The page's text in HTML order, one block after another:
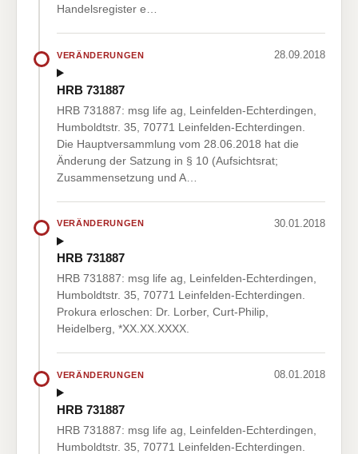
Handelsregister e…
VERÄNDERUNGEN 28.09.2018
HRB 731887
HRB 731887: msg life ag, Leinfelden-Echterdingen,
Humboldtstr. 35, 70771 Leinfelden-Echterdingen.
Die Hauptversammlung vom 28.06.2018 hat die
Änderung der Satzung in § 10 (Aufsichtsrat;
Zusammensetzung und A…
VERÄNDERUNGEN 30.01.2018
HRB 731887
HRB 731887: msg life ag, Leinfelden-Echterdingen,
Humboldtstr. 35, 70771 Leinfelden-Echterdingen.
Prokura erloschen: Dr. Lorber, Curt-Philip,
Heidelberg, *XX.XX.XXXX.
VERÄNDERUNGEN 08.01.2018
HRB 731887
HRB 731887: msg life ag, Leinfelden-Echterdingen,
Humboldtstr. 35, 70771 Leinfelden-Echterdingen.